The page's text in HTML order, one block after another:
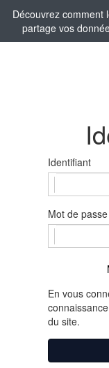
Découvrez comment
partage vos
Identifiant
Mot de passe
En vous
du site.